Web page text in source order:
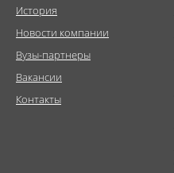
История
Новости компании
Вузы-партнеры
Вакансии
Контакты